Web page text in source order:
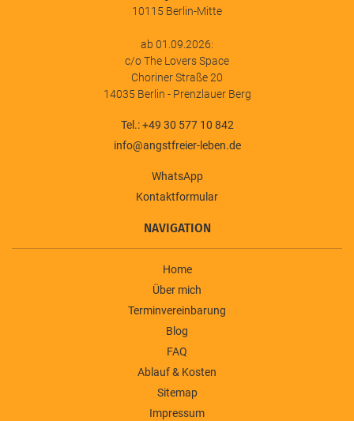
10115 Berlin-Mitte
ab 01.09.2026:
c/o The Lovers Space
Choriner Straße 20
14035 Berlin - Prenzlauer Berg
Tel.: +49 30 577 10 842
info@angstfreier-leben.de
WhatsApp
Kontaktformular
NAVIGATION
Home
Über mich
Terminvereinbarung
Blog
FAQ
Ablauf & Kosten
Sitemap
Impressum